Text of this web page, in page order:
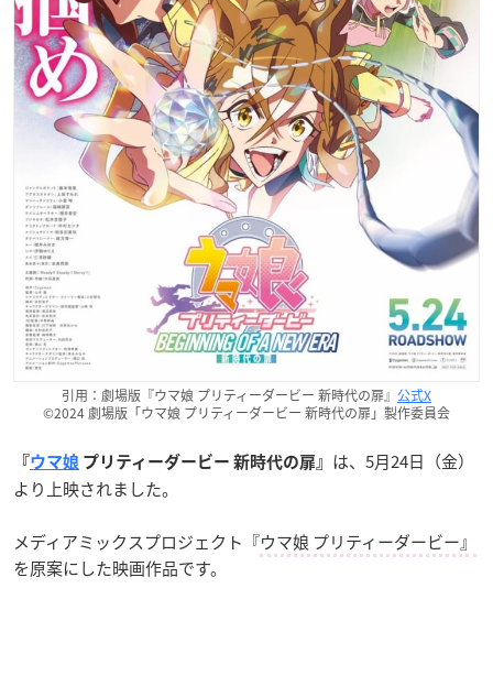
引用：劇場版『ウマ娘 プリティーダービー 新時代の扉』 公式X
©2024 劇場版「ウマ娘 プリティーダービー 新時代の扉」製作委員会
『ウマ娘 プリティーダービー 新時代の扉』 は、5月24日（金）
より上映されました。
メディアミックスプロジェクト『ウマ娘 プリティーダービー』
を原案にした映画作品です。